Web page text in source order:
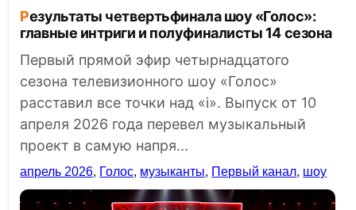
Результаты четвертьфинала шоу «Голос»:
главные интриги и полуфиналисты 14 сезона
Первый прямой эфир четырнадцатого
сезона телевизионного шоу «Голос»
расставил все точки над «i». Выпуск от 10
апреля 2026 года перевел музыкальный
проект в самую напря...
апрель 2026, Голос, музыканты, Первый канал, шоу